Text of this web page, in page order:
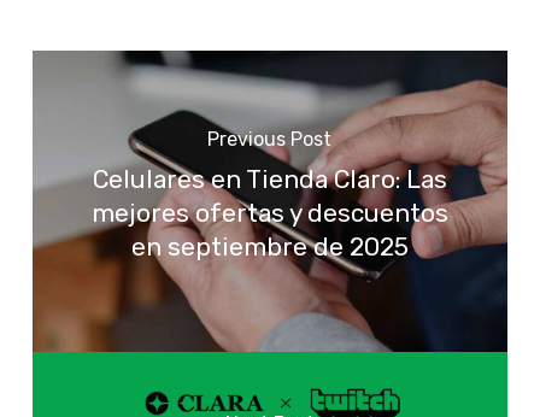
Previous Post
Celulares en Tienda Claro: Las
mejores ofertas y descuentos
en septiembre de 2025